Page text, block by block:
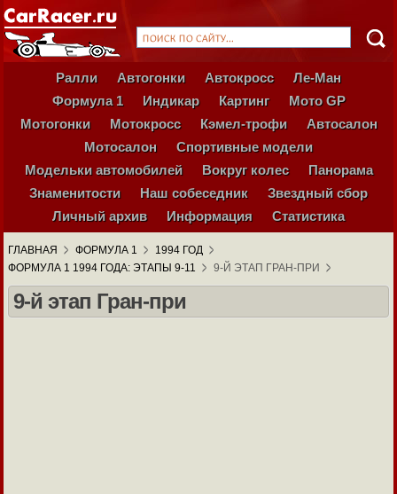
Ралли Автогонки Автокросс
Ле-Ман
Формула 1
Индикар Картинг
Мото GP
Мотогонки
Мотокросс Кэмел-трофи
Автосалон
Мотосалон
Спортивные модели
Модельки автомобилей
Вокруг колес
Панорама
Знаменитости
Наш собеседник
Звездный сбор
Личный архив
Информация Статистика
ГЛАВНАЯ ФОРМУЛА 1
1994 ГОД
ФОРМУЛА 1 1994 ГОДА: ЭТАПЫ 9-11
9-Й ЭТАП ГРАН-ПРИ
9-й этап Гран-при